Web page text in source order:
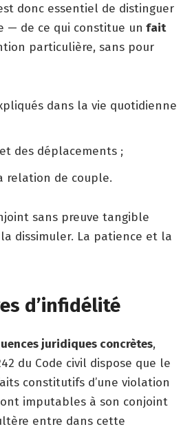
donc essentiel de distinguer
— de ce qui constitue un fait
particulière, sans pour
dans la vie quotidienne
des déplacements ;
relation de couple.
sans preuve tangible
dissimuler. La patience et la
d’infidélité
juridiques concrètes,
du Code civil dispose que le
constitutifs d’une violation
imputables à son conjoint
entre dans cette